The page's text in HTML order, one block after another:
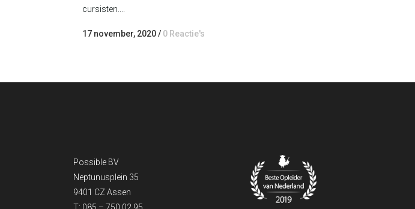
cursisten....
17 november, 2020/ 0 Reactie's
Possible BV
Neptunusplein 35
9401 CZ Assen